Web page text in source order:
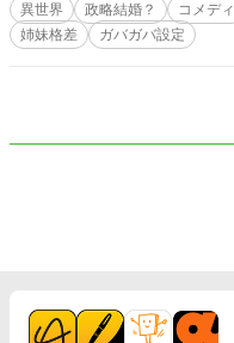
異世界 政略結婚？ コメディ
姉妹格差
ガバガバ設定